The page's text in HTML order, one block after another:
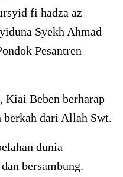
fi hadza az
Syekh Ahmad
Pesantren
Kiai Beben berharap
berkah dari Allah Swt.
dunia
bersambung.